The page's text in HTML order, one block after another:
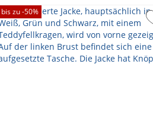
bis zu -50%